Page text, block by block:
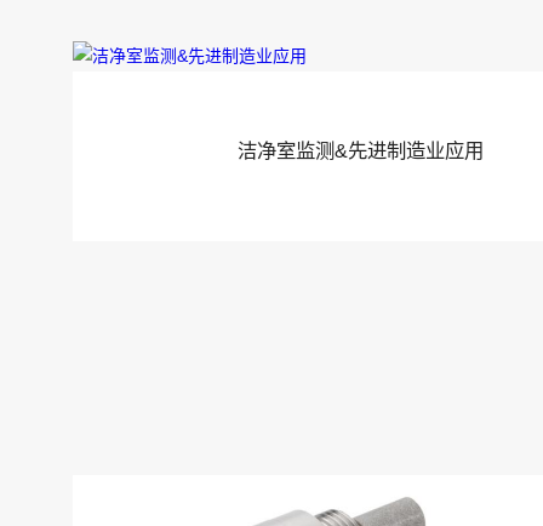
洁净室监测&先进制造业应用